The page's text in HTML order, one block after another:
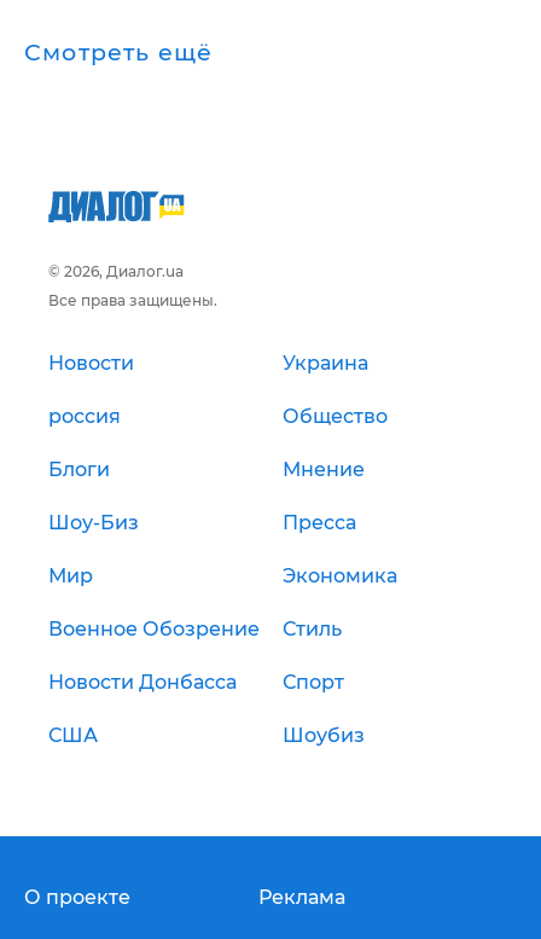
Смотреть ещё
© 2026, Диалог.ua
Все права защищены.
Новости Украина
россия Общество
Блоги Мнение
Шоу-Биз Пресса
Мир Экономика
Военное Обозрение Стиль
Новости Донбасса Спорт
США Шоубиз
О проекте Реклама